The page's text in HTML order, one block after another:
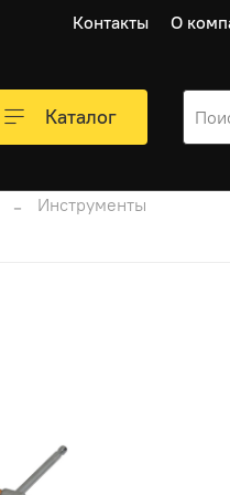
Контакты О
Каталог
Инструменты